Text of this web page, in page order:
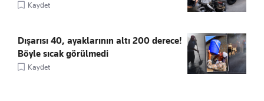
Kaydet
Dışarısı 40, ayaklarının altı 200 derece!
Böyle sıcak görülmedi
Kaydet